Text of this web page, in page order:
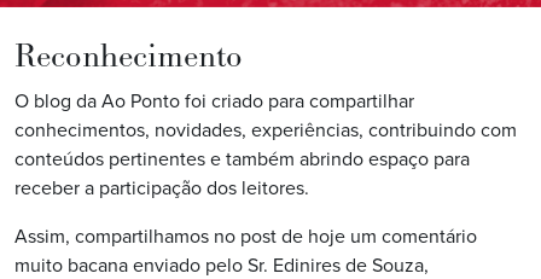
Reconhecimento
O blog da Ao Ponto foi criado para compartilhar
conhecimentos, novidades, experiências, contribuindo com
conteúdos pertinentes e também abrindo espaço para
receber a participação dos leitores.
Assim, compartilhamos no post de hoje um comentário
muito bacana enviado pelo Sr. Edinires de Souza,